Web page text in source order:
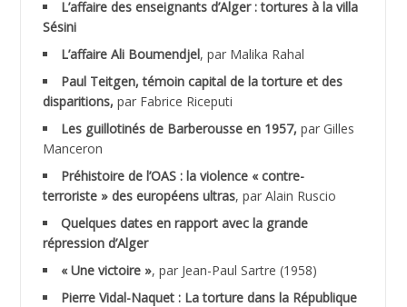
ADALMI
ADANE Ramdane *
ADDAD
ADDALA Boualem*
ADDANE
L’affaire des enseignants d’Alger : tortures à la villa
Sésini
L’affaire Ali Boumendjel, par Malika Rahal
Paul Teitgen, témoin capital de la torture et des
disparitions, par Fabrice Riceputi
Les guillotinés de Barberousse en 1957, par Gilles
Manceron
Préhistoire de l’OAS : la violence « contre-
terroriste » des européens ultras, par Alain Ruscio
Quelques dates en rapport avec la grande
répression d’Alger
« Une victoire », par Jean-Paul Sartre (1958)
Pierre Vidal-Naquet : La torture dans la République